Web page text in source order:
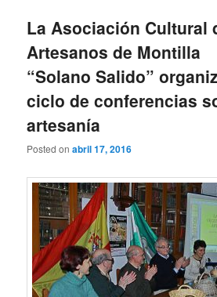
La Asociación Cultural
Artesanos de Montilla
“Solano Salido”
ciclo de conferencias
artesanía
Posted onabril 17, 2016